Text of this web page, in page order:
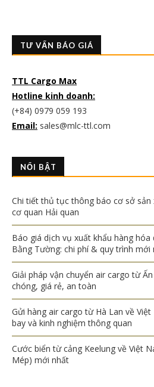
TƯ VẤN BÁO GIÁ
TTL Cargo Max
Hotline kinh doanh:
(+84) 0979 059 193
Email: sales@mlc-ttl.com
NỔI BẬT
Chi tiết thủ tục thông báo cơ sở sản
cơ quan Hải quan
Báo giá dịch vụ xuất khẩu hàng
Bằng Tường: chi phí & quy trình mới
Giải pháp vận chuyển air cargo từ
chóng, giá rẻ, an toàn
Gửi hàng air cargo từ Hà Lan về
bay và kinh nghiệm thông quan
Cước biển từ cảng Keelung về Việt
Mép) mới nhất